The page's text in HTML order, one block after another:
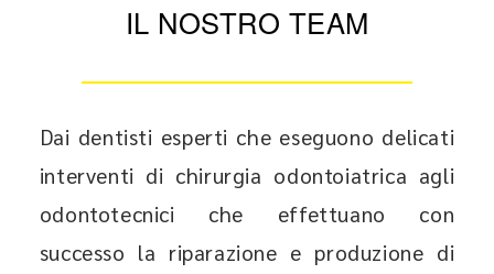
IL NOSTRO TEAM
Dai dentisti esperti che eseguono delicati
interventi di chirurgia odontoiatrica agli
odontotecnici che effettuano con
successo la riparazione e produzione di